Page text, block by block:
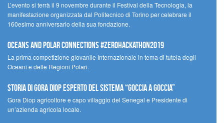
L’evento si terrà il 9 novembre durante il Festival della Tecnologia, la
manifestazione organizzata dal Politecnico di Torino per celebrare il
160esimo anniversario della sua fondazione.
Oceans and Polar Connections #ZEROHackathon2019
La prima competizione giovanile Internazionale in tema di tutela degli
Oceani e delle Regioni Polari.
STORIA DI GORA DIOP ESPERTO DEL SISTEMA “GOCCIA A GOCCIA”
Gora Diop agricoltore e capo villaggio del Senegal e Presidente di
un’azienda agricola locale.